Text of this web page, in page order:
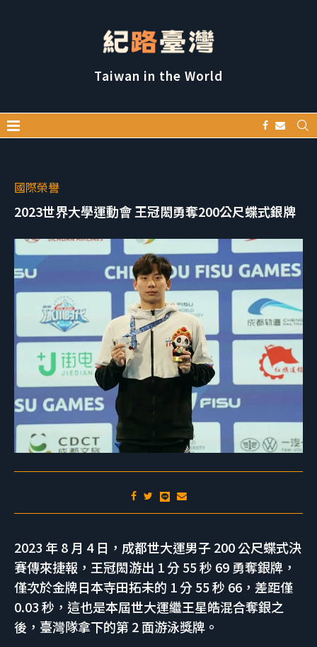
Taiwan in the World
國際榮譽
2023世界大學運動會 王冠閎勇奪200公尺蝶式銀牌
2023 年 8 月 4 日，成都世大運男子 200 公尺蝶式決
賽傳來捷報，王冠閎游出 1 分 55 秒 69 勇奪銀牌，
僅次於金牌日本寺田拓未的 1 分 55 秒 66，差距僅
0.03 秒，這也是本屆世大運繼王星皓混合奪銀之
後，臺灣隊拿下的第 2 面游泳獎牌。